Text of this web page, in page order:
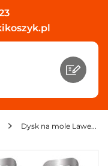
Dysk na mole Lawenda Bros x 5 sztuk